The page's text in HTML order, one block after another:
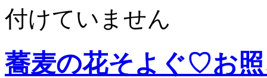
付けていません
蕎麦の花そよぐ♡お